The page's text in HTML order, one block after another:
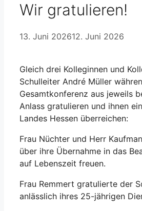
Wir gratulieren!
13. Juni 202612. Juni 2026
Gleich drei Kolleginnen und
Schulleiter André Müller
Gesamtkonferenz aus jeweils
Anlass gratulieren und ihnen
Landes Hessen überreichen:
Frau Nüchter und Herr
über ihre Übernahme in das
auf Lebenszeit freuen.
Frau Remmert gratulierte der
anlässlich ihres 25-jährigen